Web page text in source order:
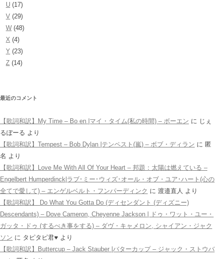
U (17)
V (29)
W (48)
X (4)
Y (23)
Z (14)
最近のコメント
【歌詞和訳】My Time – Bo en |マイ・タイム(私の時間) – ボーエン に じぇ
るぼーる より
【歌詞和訳】Tempest – Bob Dylan |テンペスト(嵐) – ボブ・ディラン に 匿
名 より
【歌詞和訳】Love Me With All Of Your Heart – 邦題：太陽は燃えている –
Engelbert Humperdinck|ラブ･ミー･ウィズ･オール・オブ・ユア･ハート(心の
全てで愛して) – エンゲルベルト・フンパーディンク に 渡邉直人 より
【歌詞和訳】 Do What You Gotta Do (ディセンダント (ディズニー)
Descendants) – Dove Cameron, Cheyenne Jackson | ドゥ・ワット・ユー・
ガッタ・ドゥ (するべき事をする) – ダヴ・キャメロン, シャイアン・ジャク
ソン に タピタピ君♥️ より
【歌詞和訳】Buttercup – Jack Stauber |バターカップ – ジャック・ストウバ